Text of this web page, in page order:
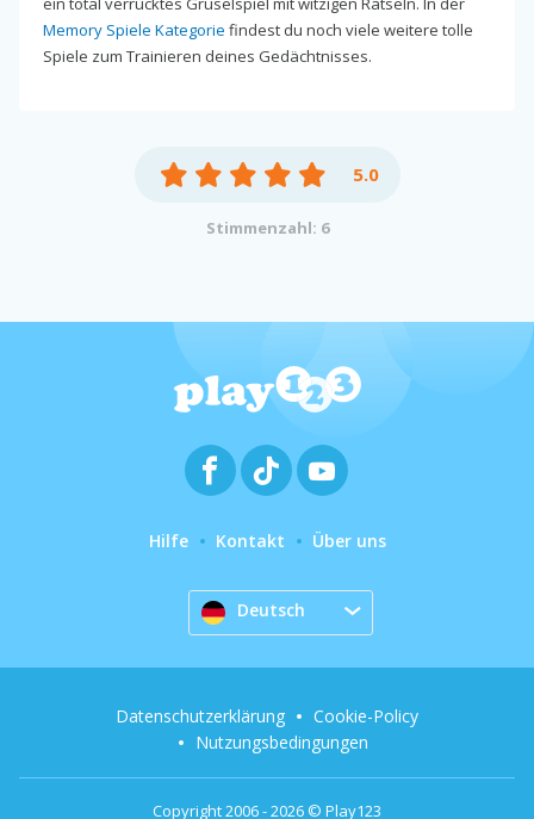
Memory Spiele Kategorie findest du noch viele weitere tolle
Spiele zum Trainieren deines Gedächtnisses.
5.0
Stimmenzahl: 6
Hilfe Kontakt Über uns
Deutsch
Copyright 2006 - 2026 © Play123
Datenschutzerklärung
Cookie-Policy
Nutzungsbedingungen